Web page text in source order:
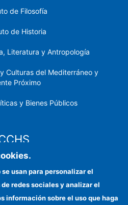
de Filosofía
de Historia
Literatura y Antropología
Culturas del Mediterráneo y
Próximo
y Bienes Públicos
institucional
usan para personalizar el
redes sociales y analizar el
información sobre el uso que haga